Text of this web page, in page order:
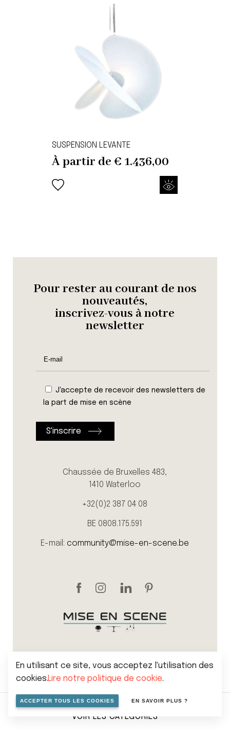
SUSPENSION LEVANTE
À partir de€ 1.436,00
VOIR LES CATÉGORIES
Pour rester au courant de nos
nouveautés,
inscrivez-vous à notre
newsletter
J'accepte de recevoir des newsletters de
la part de mise en scène
Chaussée de Bruxelles 483,
1410 Waterloo
+32(0)2 387 04 08
BE 0808.175.591
E-mail: community@mise-en-scene.be
Cookies
En utilisant ce site, vous acceptez l'utilisation des
cookies.Lire notre politique de cookie.
ACCEPTER TOUS LES COOKIES EN SAVOIR PLUS ?